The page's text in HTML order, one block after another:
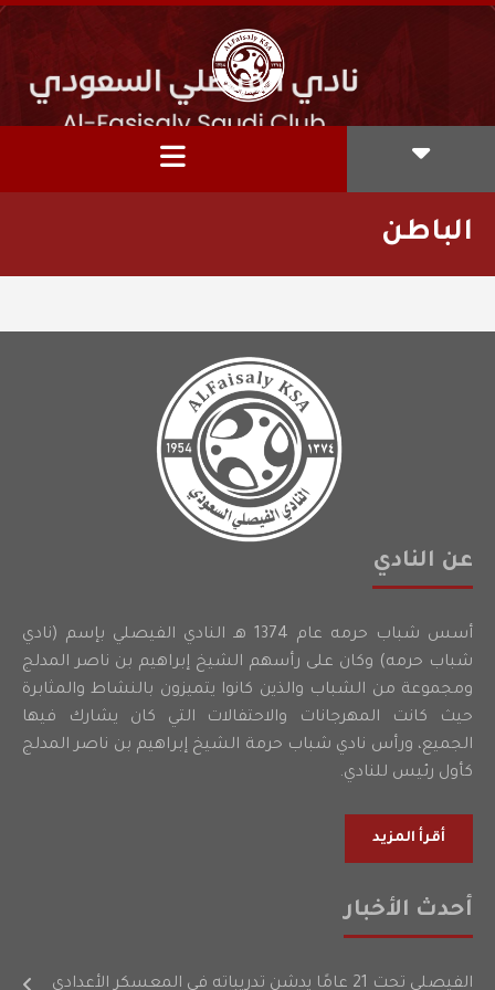
الباطن
عن النادي
أسس شباب حرمه عام 1374 هـ النادي الفيصلي بإسم (نادي
شباب حرمه) وكان على رأسهم الشيخ إبراهيم بن ناصر المدلج
ومجموعة من الشباب والذين كانوا يتميزون بالنشاط والمثابرة
حيث كانت المهرجانات والاحتفالات التي كان يشارك فيها
الجميع، ورأس نادي شباب حرمة الشيخ إبراهيم بن ناصر المدلج
كأول رئيس للنادي.
أقرأ المزيد
أحدث الأخبار
الفيصلي تحت 21 عامًا يدشن تدريباته في المعسكر الأعدادي